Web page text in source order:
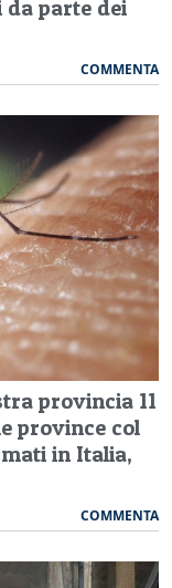
da parte dei
COMMENTA
provincia 11
province col
in Italia,
COMMENTA